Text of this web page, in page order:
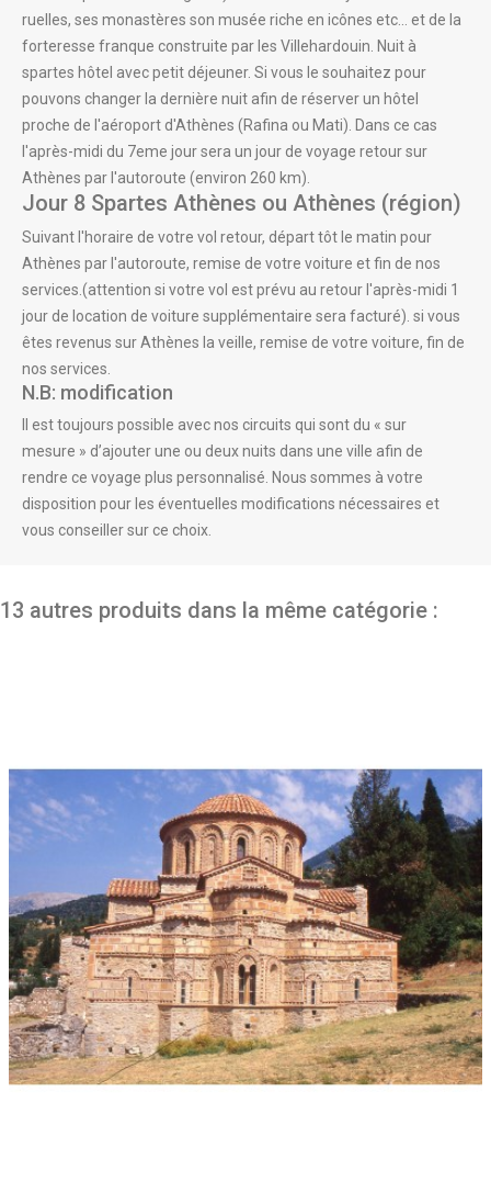
ruelles, ses monastères son musée riche en icônes etc... et de la
forteresse franque construite par les Villehardouin. Nuit à
spartes hôtel avec petit déjeuner. Si vous le souhaitez pour
pouvons changer la dernière nuit afin de réserver un hôtel
proche de l'aéroport d'Athènes (Rafina ou Mati). Dans ce cas
l'après-midi du 7eme jour sera un jour de voyage retour sur
Athènes par l'autoroute (environ 260 km).
Jour 8 Spartes Athènes ou Athènes (région)
Suivant l'horaire de votre vol retour, départ tôt le matin pour
Athènes par l'autoroute, remise de votre voiture et fin de nos
services.(attention si votre vol est prévu au retour l'après-midi 1
jour de location de voiture supplémentaire sera facturé). si vous
êtes revenus sur Athènes la veille, remise de votre voiture, fin de
nos services.
N.B: modification
Il est toujours possible avec nos circuits qui sont du « sur
mesure » d’ajouter une ou deux nuits dans une ville afin de
rendre ce voyage plus personnalisé. Nous sommes à votre
disposition pour les éventuelles modifications nécessaires et
vous conseiller sur ce choix.
13 autres produits dans la même catégorie :